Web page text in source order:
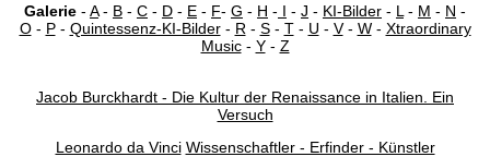
Galerie - A- B - C - D - E - F- G - H - I - J - KI-Bilder - L - M - N -
O- P- Quintessenz-KI-Bilder- R - S- T- U - V- W- Xtraordinary
Music- Y- Z
Jacob Burckhardt - Die Kultur der Renaissance in Italien. Ein
Versuch
Leonardo da Vinci Wissenschaftler - Erfinder - Künstler